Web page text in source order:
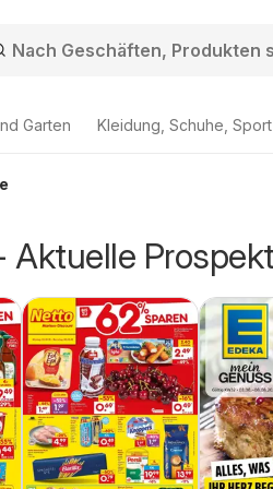
Garten Kleidung, Schuhe, Sport
Aktuelle